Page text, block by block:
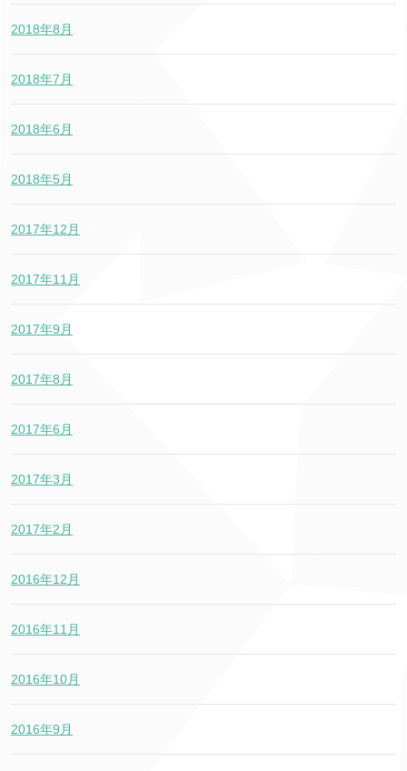
2018年8月
2018年7月
2018年6月
2018年5月
2017年12月
2017年11月
2017年9月
2017年8月
2017年6月
2017年3月
2017年2月
2016年12月
2016年11月
2016年10月
2016年9月